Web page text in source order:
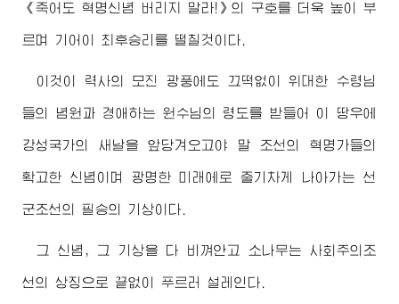
《죽어도 혁명신념 버리지 말라!》의 구호를 더욱 높이 부
르며 기어이 최후승리를 떨칠것이다.
이것이 력사의 모진 광풍에도 끄떡없이 위대한 수령님
들의 념원과 경애하는 원수님 의 령도를 받들어 이 땅우에
강성국가의 새날을 앞당겨오고야 말 조선의 혁명가들의
확고한 신념이며 광명한 미래에로 줄기차게 나아가는 선
군조선의 필승의 기상이다.
그 신념, 그 기상을 다 비껴안고 소나무는 사회주의조
선의 상징으로 끝없이 푸르러 설레인다.